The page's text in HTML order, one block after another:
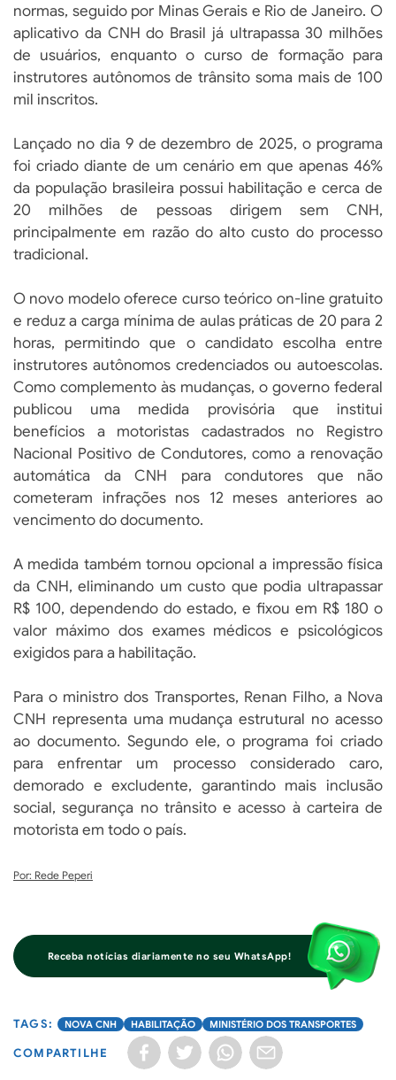
normas, seguido por Minas Gerais e Rio de Janeiro. O
aplicativo da CNH do Brasil já ultrapassa 30 milhões
de usuários, enquanto o curso de formação para
instrutores autônomos de trânsito soma mais de 100
mil inscritos.
Lançado no dia 9 de dezembro de 2025, o programa
foi criado diante de um cenário em que apenas 46%
da população brasileira possui habilitação e cerca de
20 milhões de pessoas dirigem sem CNH,
principalmente em razão do alto custo do processo
tradicional.
O novo modelo oferece curso teórico on-line gratuito
e reduz a carga mínima de aulas práticas de 20 para 2
horas, permitindo que o candidato escolha entre
instrutores autônomos credenciados ou autoescolas.
Como complemento às mudanças, o governo federal
publicou uma medida provisória que institui
benefícios a motoristas cadastrados no Registro
Nacional Positivo de Condutores, como a renovação
automática da CNH para condutores que não
cometeram infrações nos 12 meses anteriores ao
vencimento do documento.
A medida também tornou opcional a impressão física
da CNH, eliminando um custo que podia ultrapassar
R$ 100, dependendo do estado, e fixou em R$ 180 o
valor máximo dos exames médicos e psicológicos
exigidos para a habilitação.
Para o ministro dos Transportes, Renan Filho, a Nova
CNH representa uma mudança estrutural no acesso
ao documento. Segundo ele, o programa foi criado
para enfrentar um processo considerado caro,
demorado e excludente, garantindo mais inclusão
social, segurança no trânsito e acesso à carteira de
motorista em todo o país.
Por: Rede Peperi
Receba notícias diariamente no seu WhatsApp!
NOVA CNH HABILITAÇÃO MINISTÉRIO DOS TRANSPORTES
COMPARTILHE